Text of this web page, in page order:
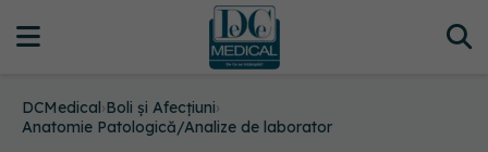
DCMedical›Boli și Afecțiuni›
Anatomie Patologică/Analize de laborator